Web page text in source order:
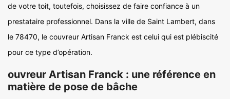
de votre toit, toutefois, choisissez de faire confiance à un
prestataire professionnel. Dans la ville de Saint Lambert, dans
le 78470, le couvreur Artisan Franck est celui qui est plébiscité
pour ce type d’opération.
ouvreur Artisan Franck : une référence en
matière de pose de bâche